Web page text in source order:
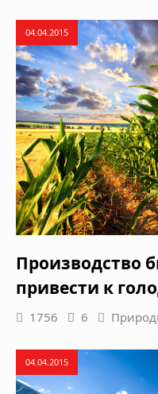
04.04.2015
Производство
привести к
1756 6
04.04.2015